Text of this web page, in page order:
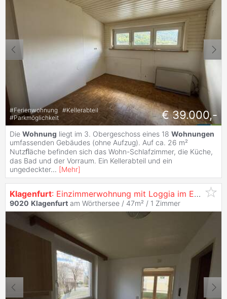
#Ferienwohnung #Kellerabteil
#Parkmöglichkeit € 39.000,-
Die Wohnung liegt im 3. Obergeschoss eines 18 Wohnungen
umfassenden Gebäudes (ohne Aufzug). Auf ca. 26 m²
Nutzﬂäche befinden sich das Wohn-Schlafzimmer, die Küche,
das Bad und der Vorraum. Ein Kellerabteil und ein
ungedeckter... [Mehr]
Klagenfurt: Einzimmerwohnung mit Loggia im EG - Top 101
9020 Klagenfurt am Wörthersee / 47m² / 1 Zimmer